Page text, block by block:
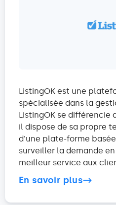
ListingOK est une
spécialisée dans la
ListingOK se différencie
il dispose de sa propre
d'une plate-forme
surveiller la demande
meilleur service aux
En savoir plus